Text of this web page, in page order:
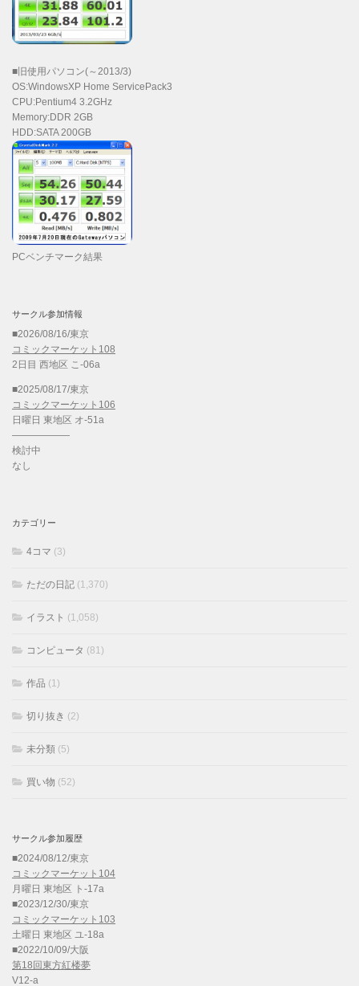
■旧使用パソコン(～2013/3)
OS:WindowsXP Home ServicePack3
CPU:Pentium4 3.2GHz
Memory:DDR 2GB
HDD:SATA 200GB
PCベンチマーク結果
サークル参加情報
■2026/08/16/東京
コミックマーケット108
2日目 西地区 こ-06a
■2025/08/17/東京
コミックマーケット106
日曜日 東地区 オ-51a
——————
検討中
なし
カテゴリー
4コマ (3)
ただの日記 (1,370)
イラスト (1,058)
コンピュータ (81)
作品 (1)
切り抜き (2)
未分類 (5)
買い物 (52)
サークル参加履歴
■2024/08/12/東京
コミックマーケット104
月曜日 東地区 ト-17a
■2023/12/30/東京
コミックマーケット103
土曜日 東地区 ユ-18a
■2022/10/09/大阪
第18回東方紅楼夢
V12-a